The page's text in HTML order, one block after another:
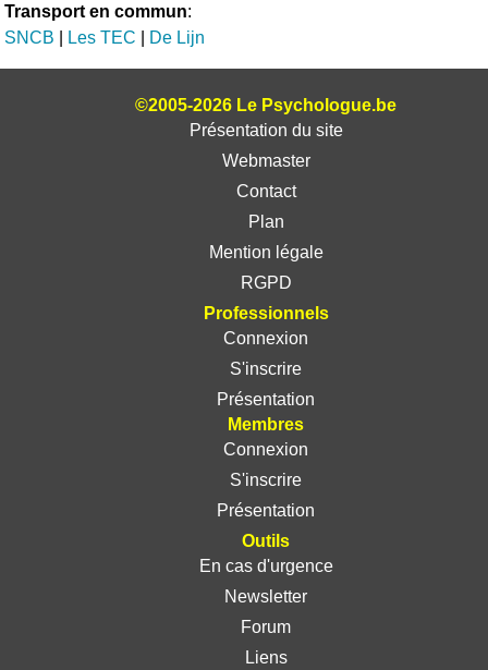
Transport en commun:
SNCB
Les TEC De Lijn
©2005-2026 Le Psychologue.be
Présentation du site
Webmaster
Contact
Plan
Mention légale
RGPD
Professionnels
Connexion
S'inscrire
Présentation
Membres
Connexion
S'inscrire
Présentation
Outils
En cas d'urgence
Newsletter
Forum
Liens